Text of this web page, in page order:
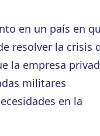
en un país en
resolver la crisis
la empresa
militares
en la